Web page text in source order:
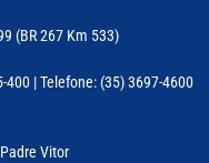
(BR 267 Km 533)
400 | Telefone: (35) 3697-4600
Vitor